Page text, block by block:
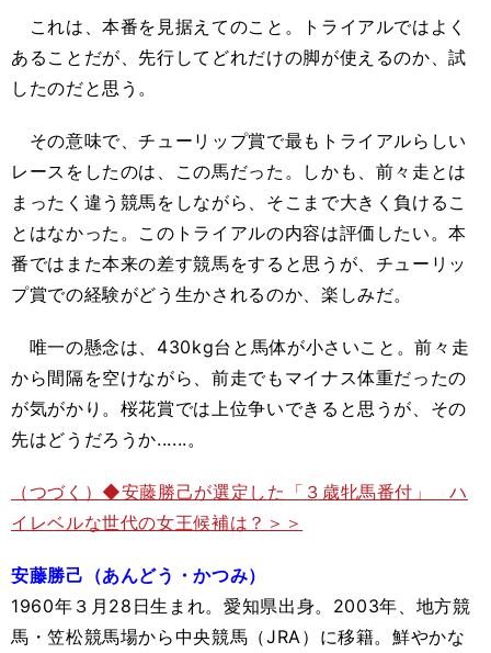
これは、本番を見据えてのこと。トライアルではよく
あることだが、先行してどれだけの脚が使えるのか、試
したのだと思う。
その意味で、チューリップ賞で最もトライアルらしい
レースをしたのは、この馬だった。しかも、前々走とは
まったく違う競馬をしながら、そこまで大きく負けるこ
とはなかった。このトライアルの内容は評価したい。本
番ではまた本来の差す競馬をすると思うが、チューリッ
プ賞での経験がどう生かされるのか、楽しみだ。
唯一の懸念は、430kg台と馬体が小さいこと。前々走
から間隔を空けながら、前走でもマイナス体重だったの
が気がかり。桜花賞では上位争いできると思うが、その
先はどうだろうか......。
（つづく）◆安藤勝己が選定した「３歳牝馬番付」 ハ
イレベルな世代の女王候補は？＞＞
安藤勝己（あんどう・かつみ）
1960年３月28日生まれ。愛知県出身。2003年、地方競
馬・笠松競馬場から中央競馬（JRA）に移籍。鮮やかな